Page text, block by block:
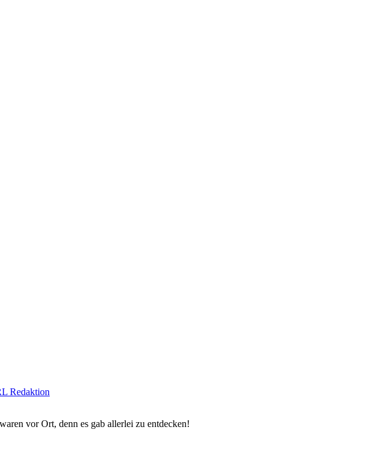
Redaktion
vor Ort, denn es gab allerlei zu entdecken!